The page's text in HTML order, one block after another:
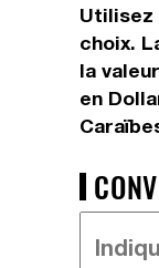
Utilisez
choix.
la
en